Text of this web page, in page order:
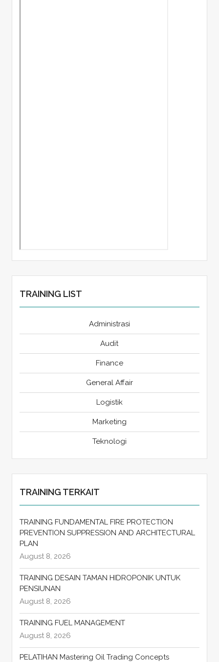
TRAINING LIST
Administrasi
Audit
Finance
General Affair
Logistik
Marketing
Teknologi
TRAINING TERKAIT
TRAINING FUNDAMENTAL FIRE PROTECTION
PREVENTION SUPPRESSION AND ARCHITECTURAL
PLAN
August 8, 2026
TRAINING DESAIN TAMAN HIDROPONIK UNTUK
PENSIUNAN
August 8, 2026
TRAINING FUEL MANAGEMENT
August 8, 2026
PELATIHAN Mastering Oil Trading Concepts